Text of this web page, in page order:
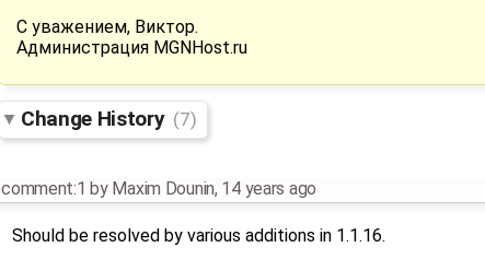
С уважением, Виктор.
Администрация MGNHost.ru
Change History (7)
comment:1 by Maxim Dounin, 14 years ago
Should be resolved by various additions in 1.1.16.